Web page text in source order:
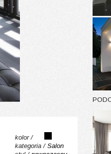
kolor /
kategoria / Salon